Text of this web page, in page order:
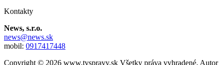
Kontakty
News, s.r.o.
news@news.sk
mobil: 0917417448
Copyright © 2026 www.tvspravy.sk Všetky práva vyhradené. Autor